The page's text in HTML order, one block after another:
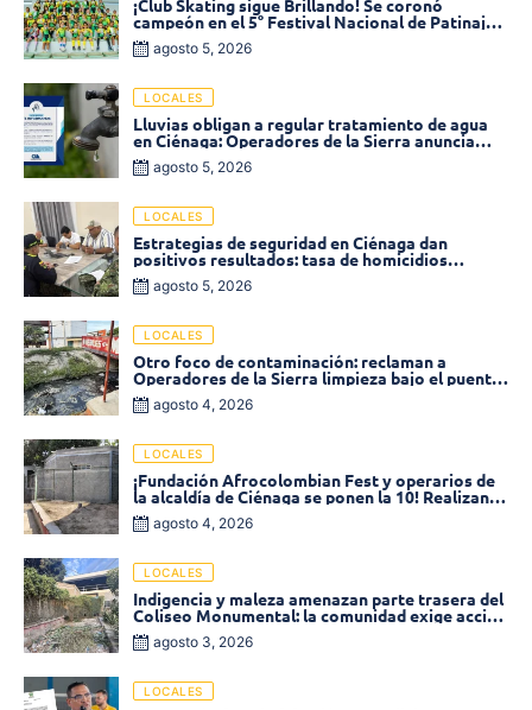
¡Club Skating sigue Brillando! Se coronó
campeón en el 5° Festival Nacional de Patinaje
«Soledad sobre Ruedas»
agosto 5, 2026
LOCALES
Lluvias obligan a regular tratamiento de agua
en Ciénaga: Operadores de la Sierra anuncia
baja presión en varios sectores
agosto 5, 2026
LOCALES
Estrategias de seguridad en Ciénaga dan
positivos resultados: tasa de homicidios
disminuyó un 58% en 2026
agosto 5, 2026
LOCALES
Otro foco de contaminación: reclaman a
Operadores de la Sierra limpieza bajo el puente
de la calle 19 con carrera 11
agosto 4, 2026
LOCALES
¡Fundación Afrocolombian Fest y operarios de
la alcaldía de Ciénaga se ponen la 10! Realizan
limpieza de la parte posterior del Coliseo
Monumental
agosto 4, 2026
LOCALES
Indigencia y maleza amenazan parte trasera del
Coliseo Monumental: la comunidad exige acción
inmediata!
agosto 3, 2026
LOCALES